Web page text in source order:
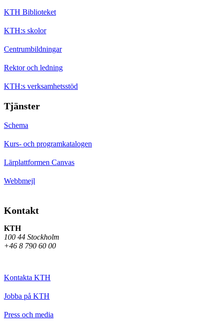
KTH Biblioteket
KTH:s skolor
Centrumbildningar
Rektor och ledning
KTH:s verksamhetsstöd
Tjänster
Schema
Kurs- och programkatalogen
Lärplattformen Canvas
Webbmejl
Kontakt
KTH
100 44 Stockholm
+46 8 790 60 00
Kontakta KTH
Jobba på KTH
Press och media